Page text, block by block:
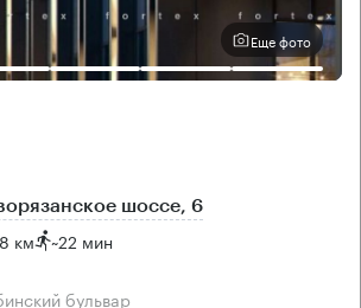
Еще фото
шоссе, 6
км ~22 мин
бульвар